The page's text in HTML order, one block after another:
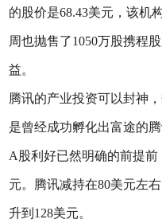
的股价是68.43美元，该机
周也抛售了1050万股携程
益。
腾讯的产业投资可以封神
是曾经成功孵化出富途的
A股利好已然明确的前提
元。腾讯减持在80美元左
升到128美元。